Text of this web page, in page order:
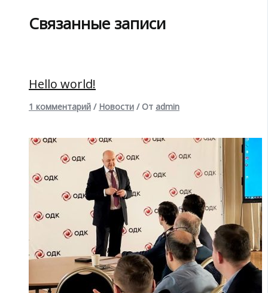
Связанные записи
Hello world!
1 комментарий / Новости / От admin